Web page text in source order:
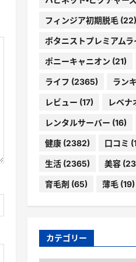
フィンジア初期脱毛(22)
ボタニストプレミアムラ
ポニーキャニオン (21)
ライフ (2365) ラン
レビュー (17) レベナ
レンタルサーバー (16)
健康(2382) 口コミ
生活(2365) 美容
育毛剤 (65) 薄毛(19)
カテゴリー